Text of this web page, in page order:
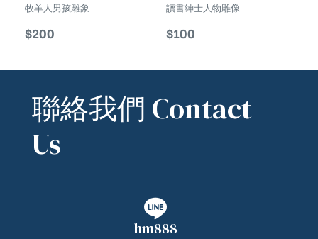
牧羊人男孩雕象
$200
讀書紳士人物雕像
Humanoid Statue
$100
聯絡我們 Contact
Us
hm888